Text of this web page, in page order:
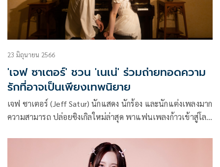
23 มิถุนายน 2566
'เจฟ ซาเตอร์' ชวน 'เนเน่' ร่วมถ่ายทอดความ
รักที่อาจเป็นเพียงเทพนิยาย
เจฟ ซาเตอร์ (Jeff Satur) นักแสดง นักร้อง และนักแต่งเพลงมาก
ความสามารถ ปล่อยซิงเกิลใหม่ล่าสุด พาแฟนเพลงก้าวเข้าสู่โลก
จะลืมฝัน” (Lucid) ซึ่งเป็นซิงเกิลลำดับที่ 7 และซิงเกิลภาษาต่าง
ประเทศลำดับที่ 4 ของ เจฟ ซาเตอร์ กับ เวย์เฟอร์ เรคอร์ดส